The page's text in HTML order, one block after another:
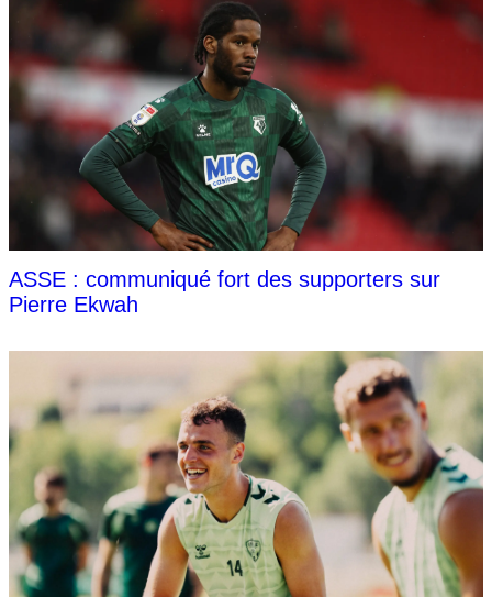
ASSE : communiqué fort des supporters sur
Pierre Ekwah